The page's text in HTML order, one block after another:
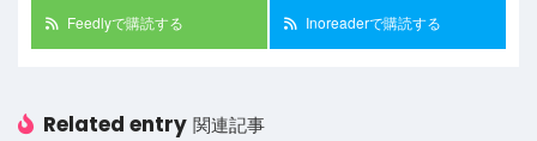
Feedlyで購読する Inoreaderで購読する
Related entry 関連記事